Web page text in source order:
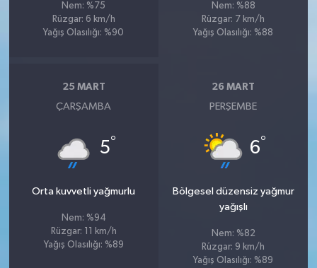
Nem: %75
Rüzgar: 6 km/h
Yağış Olasılığı: %90
Nem: %88
Rüzgar: 7 km/h
Yağış Olasılığı: %88
25 MART
ÇARŞAMBA
5°
Orta kuvvetli yağmurlu
Nem: %94
Rüzgar: 11 km/h
Yağış Olasılığı: %89
26 MART
PERŞEMBE
6°
Bölgesel düzensiz yağmur
yağışlı
Nem: %82
Rüzgar: 9 km/h
Yağış Olasılığı: %89